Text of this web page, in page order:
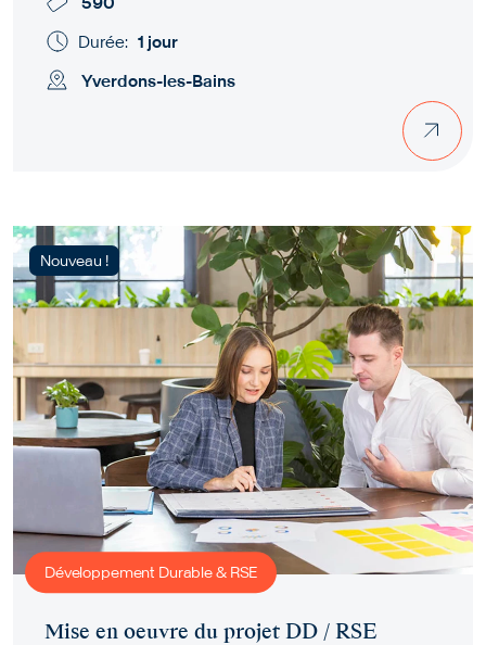
Durée: 1 jour
Yverdons-les-Bains
Développement Durable & RSE
Nouveau !
Mise en oeuvre du projet DD / RSE